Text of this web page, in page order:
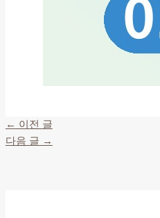
← 이전 글
다음 글 →